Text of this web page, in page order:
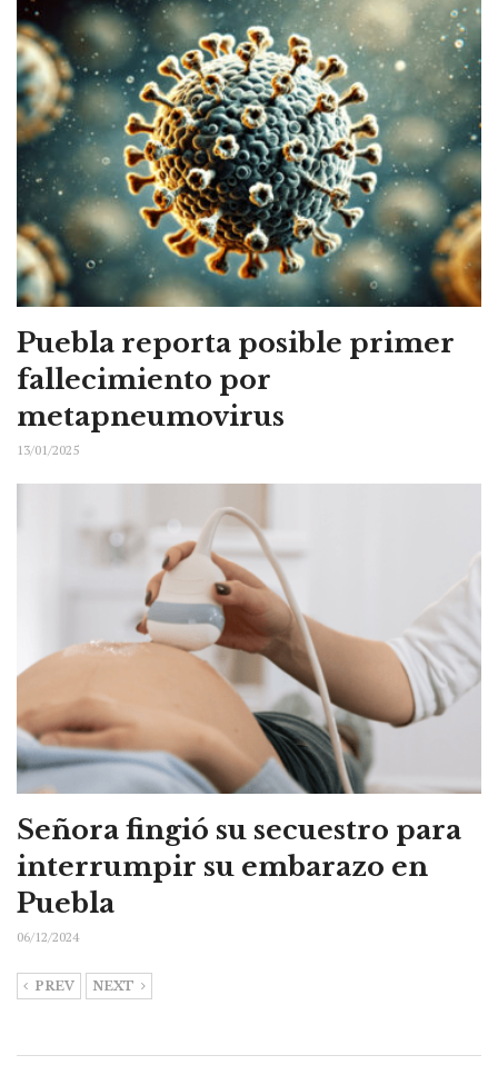
Puebla reporta posible primer
fallecimiento por
metapneumovirus
13/01/2025
Señora fingió su secuestro para
interrumpir su embarazo en
Puebla
06/12/2024
PREV NEXT